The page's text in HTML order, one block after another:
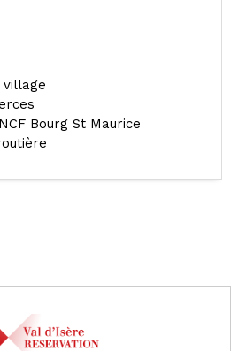
village
Bourg St Maurice